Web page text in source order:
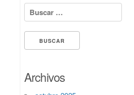
Buscar:
Archivos